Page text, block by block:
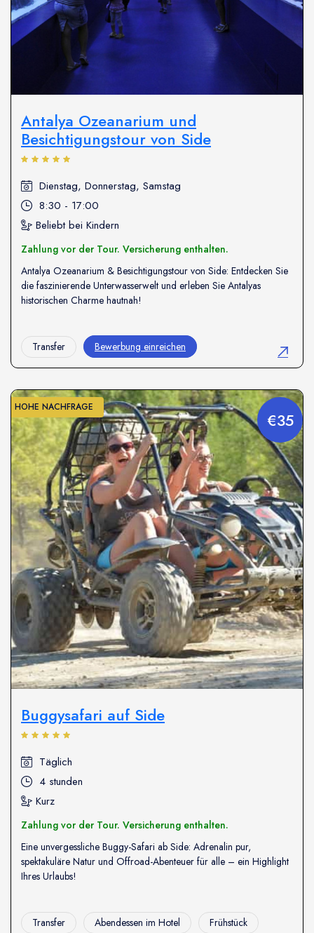
Antalya Ozeanarium und
Besichtigungstour von Side
Dienstag, Donnerstag, Samstag
8:30 - 17:00
Beliebt bei Kindern
Zahlung vor der Tour. Versicherung enthalten.
Antalya Ozeanarium & Besichtigungstour von Side: Entdecken Sie
die faszinierende Unterwasserwelt und erleben Sie Antalyas
historischen Charme hautnah!
Transfer Bewerbung einreichen
€35
HOHE NACHFRAGE
Buggysafari auf Side
Täglich
4 stunden
Kurz
Zahlung vor der Tour. Versicherung enthalten.
Eine unvergessliche Buggy-Safari ab Side: Adrenalin pur,
spektakuläre Natur und Offroad-Abenteuer für alle – ein Highlight
Ihres Urlaubs!
Transfer Abendessen im Hotel Frühstück